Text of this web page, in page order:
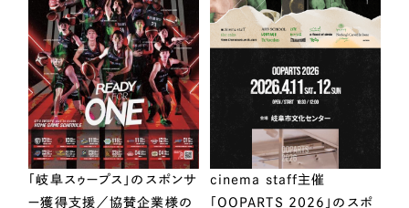
「岐阜スゥープス」のスポンサ
ー獲得支援／協賛企業様の
cinema staff主催
「OOPARTS 2026」のスポ